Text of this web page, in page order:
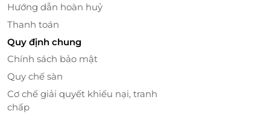
Hướng dẫn hoàn huỷ
Thanh toán
Quy định chung
Chính sách bảo mật
Quy chế sàn
Cơ chế giải quyết khiếu nại, tranh
chấp